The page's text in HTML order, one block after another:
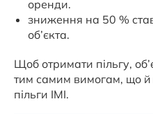
оренди.
зниження на 50 %
об’єкта.
Щоб отримати пільгу,
тим самим вимогам, що й
пільги IMI.